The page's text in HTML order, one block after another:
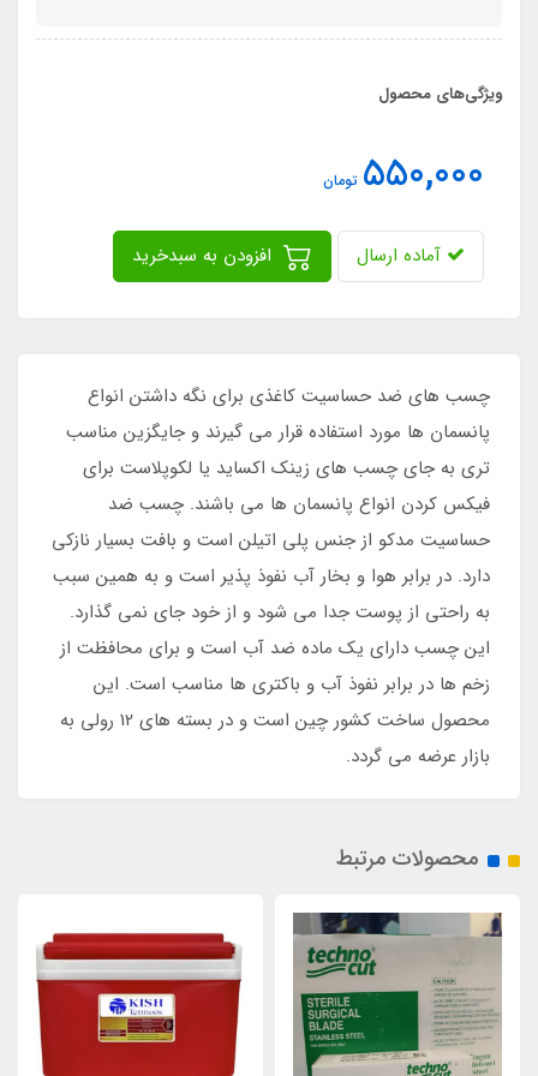
ویژگی‌های محصول
550,000 تومان
آماده ارسال
چسب های ضد حساسیت کاغذی برای نگه داشتن انواع
پانسمان ها مورد استفاده قرار می گیرند و جایگزین مناسب
تری به جای چسب های زینک اکساید یا لکوپلاست برای
فیکس کردن انواع پانسمان ها می باشند. چسب ضد
حساسیت مدکو از جنس پلی اتیلن است و بافت بسیار نازکی
دارد. در برابر هوا و بخار آب نفوذ پذیر است و به همین سبب
به راحتی از پوست جدا می شود و از خود جای نمی گذارد.
این چسب دارای یک ماده ضد آب است و برای محافظت از
زخم ها در برابر نفوذ آب و باکتری ها مناسب است. این
محصول ساخت کشور چین است و در بسته های 12 رولی به
بازار عرضه می گردد.
محصولات مرتبط